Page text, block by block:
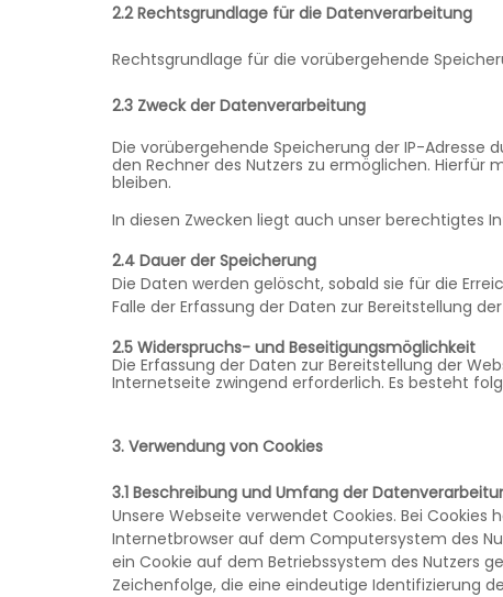
2.2 Rechtsgrundlage für die Datenverarbeitung
Rechtsgrundlage für die vorübergehende
2.3 Zweck der Datenverarbeitung
Die vorübergehende Speicherung der IP-Adresse
den Rechner des Nutzers zu ermöglichen. Hierfür
bleiben.
In diesen Zwecken liegt auch unser berechtigtes
2.4 Dauer der Speicherung
Die Daten werden gelöscht, sobald sie für die
Falle der Erfassung der Daten zur Bereitstellung
2.5 Widerspruchs- und Beseitigungsmöglichkeit
Die Erfassung der Daten zur Bereitstellung der
Internetseite zwingend erforderlich. Es besteht
3. Verwendung von Cookies
3.1 Beschreibung und Umfang der
Unsere Webseite verwendet Cookies. Bei
Internetbrowser auf dem Computersystem des
ein Cookie auf dem Betriebssystem des Nutzers
Zeichenfolge, die eine eindeutige Identifizierung